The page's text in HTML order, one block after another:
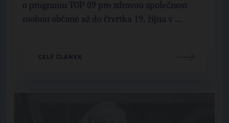
o programu TOP 09 pro zdravou společnost
mohou občané až do čtvrtka 19. října v ...
CELÝ ČLÁNEK